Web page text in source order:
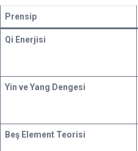
Prensip
Qi Enerjisi
Yin ve Yang Dengesi
Beş Element Teorisi